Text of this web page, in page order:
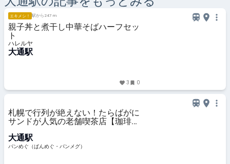
エキメシ！ 駅から247 m
親子丼と煮干し中華そばハーフセッ
ト
ハレルヤ
大通駅
3 0
札幌で行列が絶えない！たらばがに
サンドが人気の老舗喫茶店【珈琲と
道・札幌市）
大通駅
パンめぐ（ぱんめぐ・パンメグ）